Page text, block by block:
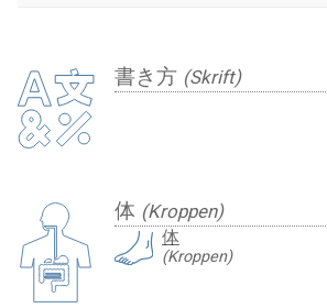
書き方 (Skrift)
体 (Kroppen)
体
(Kroppen)